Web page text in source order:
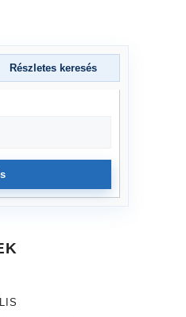
Részletes keresés